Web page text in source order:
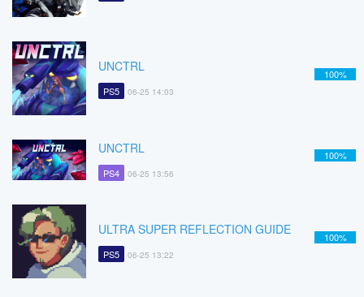
UNCTRL
PS5 06-25 14:03
100%
UNCTRL
PS4 06-25 13:56
100%
ULTRA SUPER REFLECTION GUIDE
PS5 06-25 13:22
100%